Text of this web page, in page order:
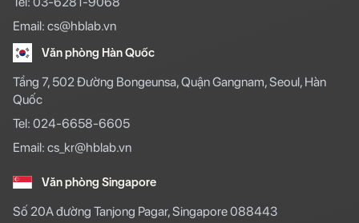
Email: cs@hblab.vn
Văn phòng Hàn Quốc
Tầng 7, 502 Đường Bongeunsa, Quận Gangnam, Seoul, Hàn
Quốc
Tel: 024-6658-6605
Email: cs_kr@hblab.vn
Văn phòng Singapore
Số 20A đường Tanjong Pagar, Singapore 088443